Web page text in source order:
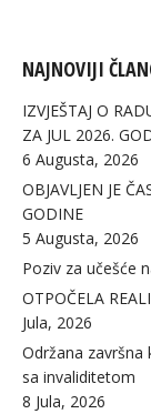
NAJNOVIJI
IZVJEŠTAJ O
ZA JUL 2026.
6 Augusta, 2026
OBJAVLJEN JE
GODINE
5 Augusta, 2026
Poziv za učešće
OTPOČELA
Jula, 2026
Održana završna
sa invaliditetom
8 Jula, 2026